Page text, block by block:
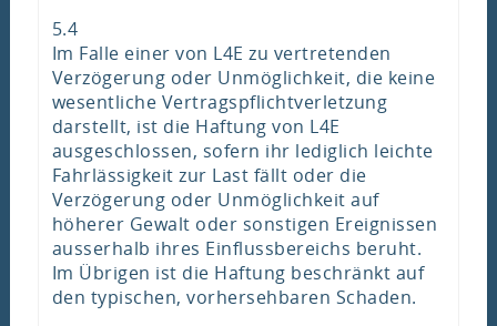
5.4
Im Falle einer von L4E zu vertretenden
Verzögerung oder Unmöglichkeit, die keine
wesentliche Vertragspflichtverletzung
darstellt, ist die Haftung von L4E
ausgeschlossen, sofern ihr lediglich leichte
Fahrlässigkeit zur Last fällt oder die
Verzögerung oder Unmöglichkeit auf
höherer Gewalt oder sonstigen Ereignissen
ausserhalb ihres Einflussbereichs beruht.
Im Übrigen ist die Haftung beschränkt auf
den typischen, vorhersehbaren Schaden.